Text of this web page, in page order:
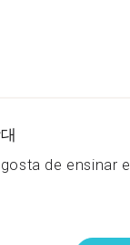
de ensinar